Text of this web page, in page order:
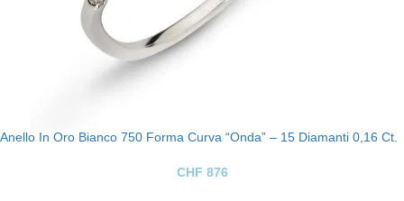
Anello In Oro Bianco 750 Forma Curva “Onda” – 15 Diamanti 0,16 Ct.
CHF 876